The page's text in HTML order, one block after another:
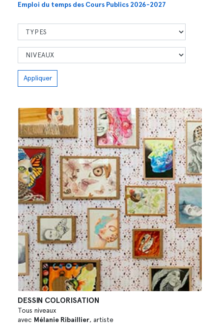
Emploi du temps des Cours Publics 2026-2027
DESSIN COLORISATION
Tous niveaux
avec Mélanie Ribaillier, artiste